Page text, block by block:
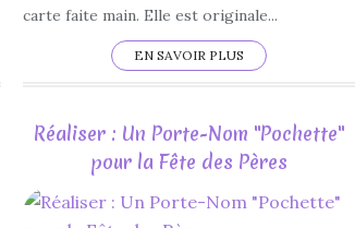
NOEUD
BOUTON
carte faite main. Elle est originale...
EN SAVOIR PLUS
DIY
Réaliser : Un Porte-Nom "Pochette"
pour la Fête des Pères